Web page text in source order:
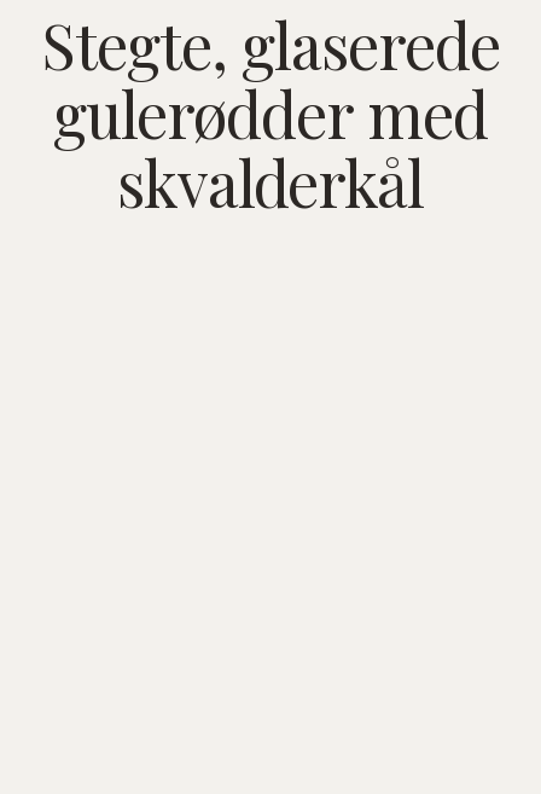
Stegte, glaserede
gulerødder med
skvalderkål